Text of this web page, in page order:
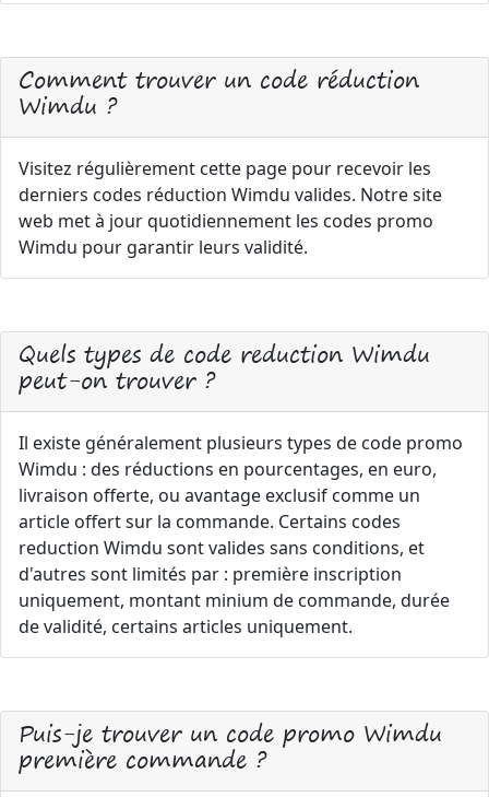
Comment trouver un code réduction
Wimdu ?
Visitez régulièrement cette page pour recevoir les
derniers codes réduction Wimdu valides. Notre site
web met à jour quotidiennement les codes promo
Wimdu pour garantir leurs validité.
Quels types de code reduction Wimdu
peut-on trouver ?
Il existe généralement plusieurs types de code promo
Wimdu : des réductions en pourcentages, en euro,
livraison offerte, ou avantage exclusif comme un
article offert sur la commande. Certains codes
reduction Wimdu sont valides sans conditions, et
d'autres sont limités par : première inscription
uniquement, montant minium de commande, durée
de validité, certains articles uniquement.
Puis-je trouver un code promo Wimdu
première commande ?